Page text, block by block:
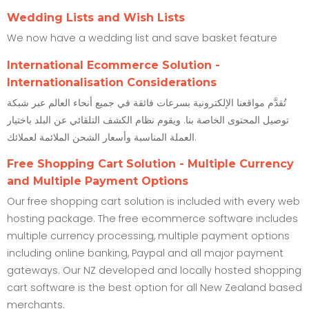
Wedding Lists and Wish Lists
We now have a wedding list and save basket feature
International Ecommerce Solution -
Internationalisation Considerations
تُقدَّم مواقعنا الإلكترونية بسرعات فائقة في جميع أنحاء العالم عبر شبكة
توصيل المحتوى الخاصة بنا. ويقوم نظام الكشف التلقائي عن البلد باختيار
العملة المناسبة وأسعار الشحن الملائمة لعملائك.
Free Shopping Cart Solution - Multiple Currency
and Multiple Payment Options
Our free shopping cart solution is included with every web
hosting package. The free ecommerce software includes
multiple currency processing, multiple payment options
including online banking, Paypal and all major payment
gateways. Our NZ developed and locally hosted shopping
cart software is the best option for all New Zealand based
merchants.